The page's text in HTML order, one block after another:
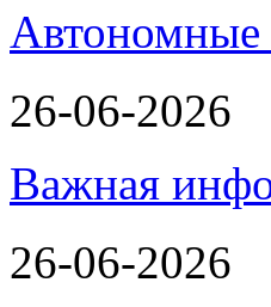
Автономные
26-06-2026
Важная
26-06-2026